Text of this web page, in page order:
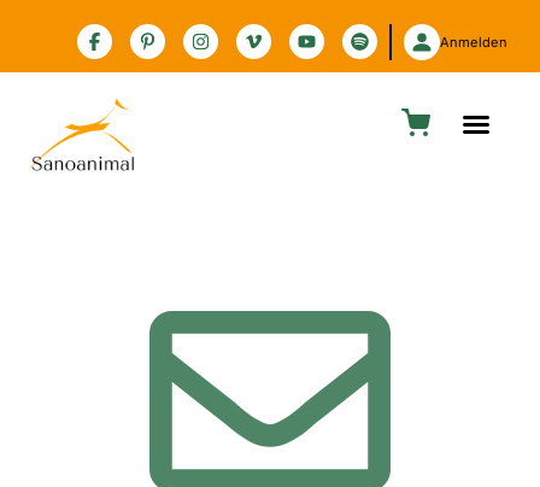
Zur Barrierefreiheitserklärung
Anmelden